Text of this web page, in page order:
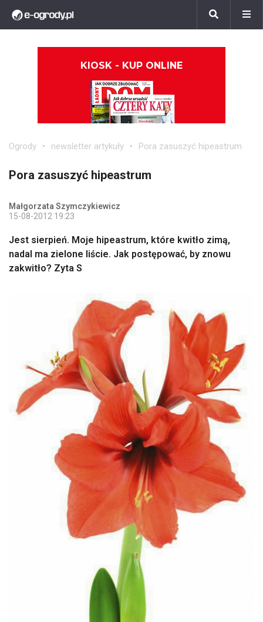
KIOSK - KUP ONLINE
Ogrody newsletter artykuły Pora zasuszyć hipeastrum
Pora zasuszyć hipeastrum
Małgorzata Szymczykiewicz
15-08-2012 19:23
Jest sierpień. Moje hipeastrum, które kwitło zimą,
nadal ma zielone liście. Jak postępować, by znowu
zakwitło? Zyta S